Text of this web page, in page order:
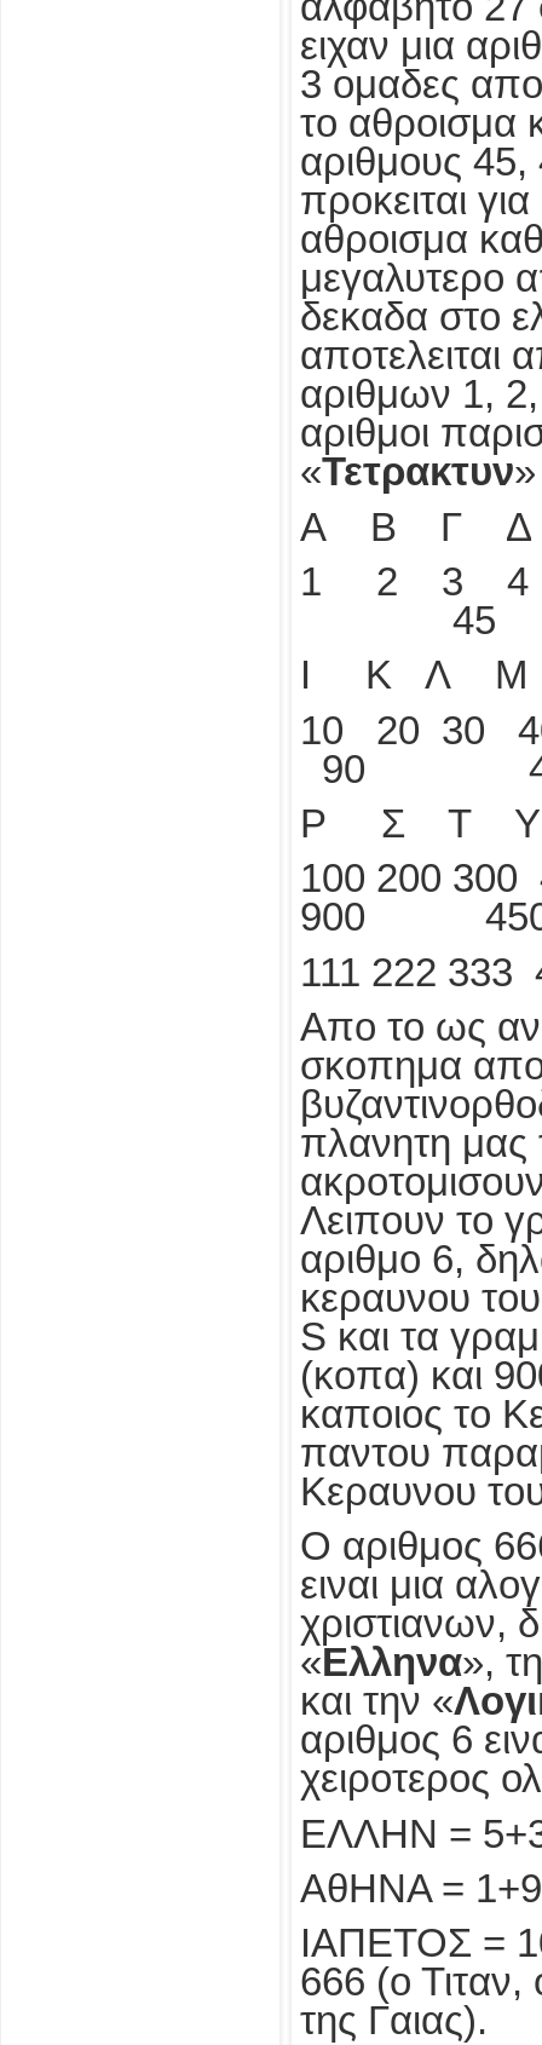
ειχαν μια
3 ομαδες
το αθροισμα
αριθμους
προκειται
αθροισμα
μεγαλυτερο
δεκαδα στο
αποτελειται
αριθμων 1, 2,
αριθμοι
«Τετρακτυν
Α Β Γ Δ
1 2 3
45
Ι Κ Λ
10 20 30
90
P Σ Τ
100 200 300
900
111 222
Απο το ως
σκοπημα
πλανητη μας
Λειπουν το
αριθμο 6,
κεραυνου
S και τα
(κοπα) και
καποιος το
παντου
Κεραυνου
Ο αριθμος
ειναι μια
χριστιανων,
«Ελληνα»,
και την «
αριθμος 6
χειροτερος
ΕΛΛΗΝ =
ΑθΗΝΑ =
ΙΑΠΕΤΟΣ =
666 (ο
της Γαιας).